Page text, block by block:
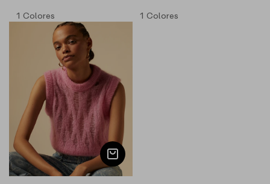
oferta
1 Colores
oferta
1 Colores